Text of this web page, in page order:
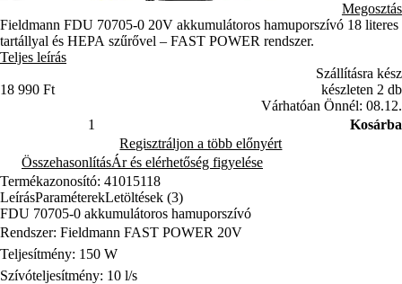
Megosztás
Fieldmann FDU 70705-0 20V akkumulátoros hamuporszívó 18 literes
tartállyal és HEPA szűrővel – FAST POWER rendszer.
Teljes leírás
18 990 Ft
Szállításra kész
készleten 2 db
Várhatóan Önnél: 08.12.
Kosárba
Regisztráljon a több előnyért
ÖsszehasonlításÁr és elérhetőség figyelése
Termékazonosító: 41015118
LeírásParaméterekLetöltések (3)
FDU 70705-0 akkumulátoros hamuporszívó
Rendszer: Fieldmann FAST POWER 20V
Teljesítmény: 150 W
Szívóteljesítmény: 10 l/s